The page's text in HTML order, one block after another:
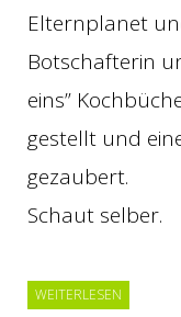
Elternplanet
Botschafterin
eins”
gestellt und
gezaubert.
Schaut selber.
WEITERLESEN